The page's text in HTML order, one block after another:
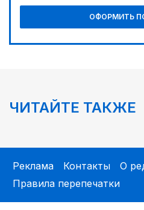
Не хочется уезжать
ОФОРМИТЬ
ЧИТАЙТЕ ТАКЖЕ
Реклама Контакты
О
Правила перепечатки